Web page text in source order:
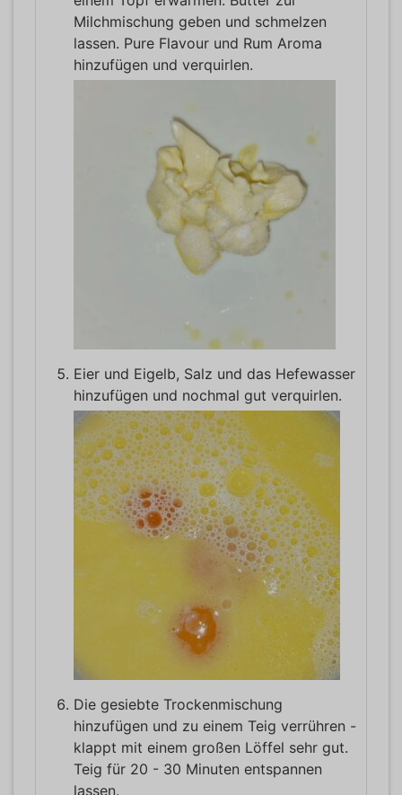
Milchmischung geben und schmelzen
lassen. Pure Flavour und Rum Aroma
hinzufügen und verquirlen.
Eier und Eigelb, Salz und das Hefewasser
hinzufügen und nochmal gut verquirlen.
Die gesiebte Trockenmischung
hinzufügen und zu einem Teig verrühren -
klappt mit einem großen Löffel sehr gut.
Teig für 20 - 30 Minuten entspannen
lassen.